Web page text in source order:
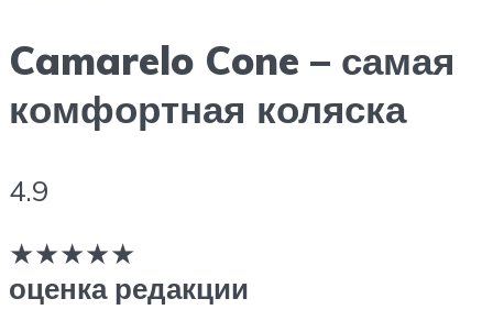
Camarelo Cone – самая
комфортная коляска
4.9
★★★★★
оценка редакции